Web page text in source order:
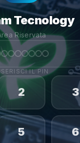
Tecnology
Riservata
IL PIN
2 3
5 6